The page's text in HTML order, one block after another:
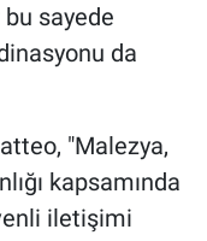
sayede
da
"Malezya,
kapsamında
iletişimi